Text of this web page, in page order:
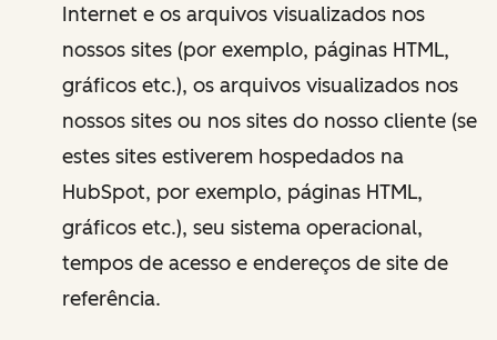
Internet e os arquivos visualizados nos
nossos sites (por exemplo, páginas HTML,
gráficos etc.), os arquivos visualizados nos
nossos sites ou nos sites do nosso cliente (se
estes sites estiverem hospedados na
HubSpot, por exemplo, páginas HTML,
gráficos etc.), seu sistema operacional,
tempos de acesso e endereços de site de
referência.